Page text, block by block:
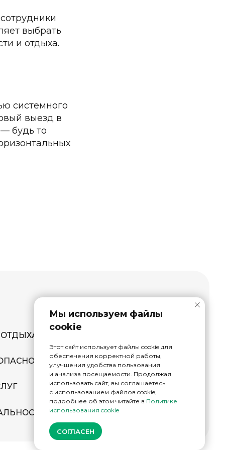
выбрать
и отдыха.
системного
выезд в
будь то
Мы используем файлы
cookie
Этот сайт использует файлы cookie для
обеспечения корректной работы,
улучшения удобства пользования
и анализа посещаемости. Продолжая
использовать сайт, вы соглашаетесь
с использованием файлов cookie,
подробнее об этом читайте в Политике
использования cookie
СОГЛАСЕН